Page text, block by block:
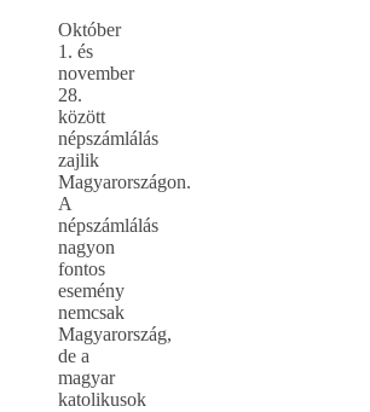
Október
1. és
november
28.
között
népszámlálás
zajlik
Magyarországon.
A
népszámlálás
nagyon
fontos
esemény
nemcsak
Magyarország,
de a
magyar
katolikusok